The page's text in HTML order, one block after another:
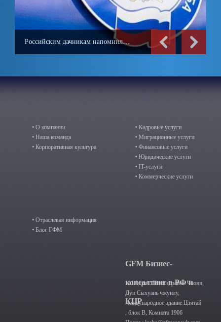
Российским дачникам напомнили о налоговых требованиях в 2025 году
• О компании
• Наша команда
• Корпоративная культура
• Кадровые услуги
• Миграционные услуги
• Финансовые услуги
• Юридические услуги
• IT-услуги
• Коммерческие услуги
• Отраслевая информация
• Блог ГФМ
GFM Бизнес-
консалтинг в РФ и
КНР
111Адрес: Пекин, район Чаоян,
Дун Сыхуань чжунлу,
международное здание Цзятай
, блок B, Комната 1906